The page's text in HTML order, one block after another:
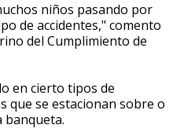
niños pasando por
de accidentes," comento
del Cumplimiento de
en cierto tipos de
que se estacionan sobre o
banqueta.